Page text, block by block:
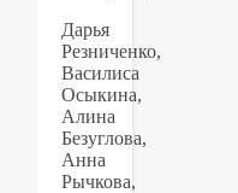
Дарья
Резниченко,
Василиса
Осыкина,
Алина
Безуглова,
Анна
Рычкова,